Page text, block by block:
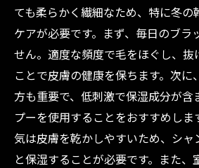
ても柔らかく繊細なため、特に冬の
ケアが必要です。まず、毎日のブラ
せん。適度な頻度で毛をほぐし、抜
ことで皮膚の健康を保ちます。次に
方も重要で、低刺激で保湿成分が含
プーを使用することをおすすめしま
気は皮膚を乾かしやすいため、シャ
と保湿することが必要です。また、